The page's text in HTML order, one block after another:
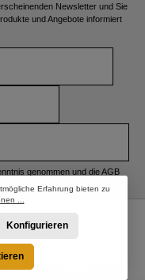
Newsletter und Sie
und Angebote informiert
genommen und dieAGB
Versandkosten
angegeben.
vorbehalten.
Erfahrung bieten zu
...
Konfigurieren